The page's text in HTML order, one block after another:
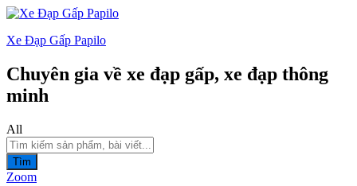
Xe Đạp Gấp Papilo
Chuyên gia về xe đạp gấp, xe đạp thông
minh
All
Tìm
Zoom